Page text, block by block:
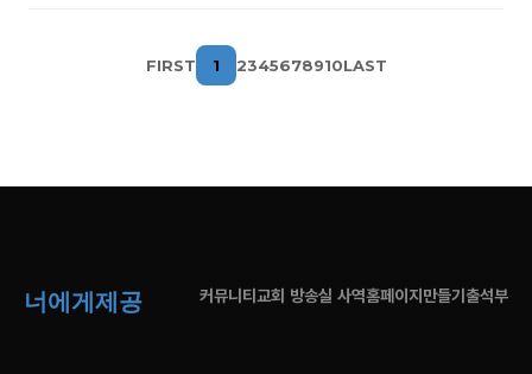
FIRST 1 2345678910LAST
너에게제공 커뮤니티교회 방송실 사역홈페이지만들기출석부